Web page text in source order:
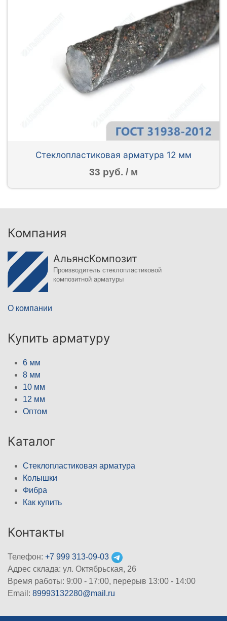
Стеклопластиковая арматура 12 мм
33 руб. / м
Компания
АльянсКомпозит
Производитель стеклопластиковой
композитной арматуры
О компании
Купить арматуру
6 мм
8 мм
10 мм
12 мм
Оптом
Каталог
Стеклопластиковая арматура
Колышки
Фибра
Как купить
Контакты
Телефон: +7 999 313-09-03
Адрес склада: ул. Октябрьская, 26
Время работы: 9:00 - 17:00, перерыв 13:00 - 14:00
Email: 89993132280@mail.ru